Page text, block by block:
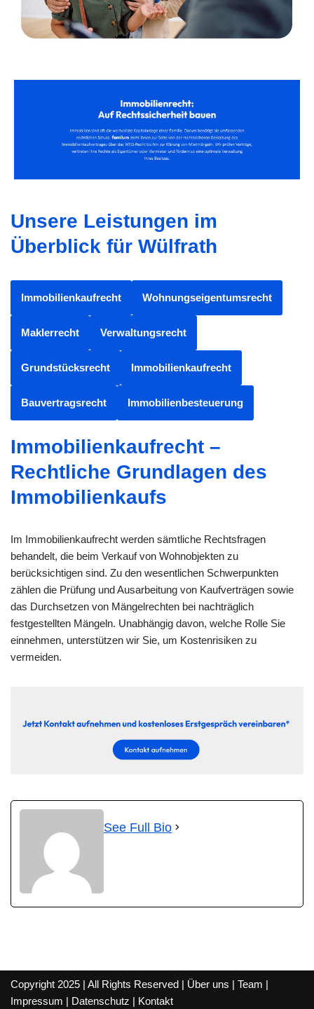
Unsere Leistungen im
Überblick für Wülfrath
Immobilienkaufrecht Wohnungseigentumsrecht
Maklerrecht Verwaltungsrecht
Grundstücksrecht Immobilienkaufrecht
Bauvertragsrecht Immobilienbesteuerung
Immobilienkaufrecht –
Rechtliche Grundlagen des
Immobilienkaufs
Im Immobilienkaufrecht werden sämtliche Rechtsfragen
behandelt, die beim Verkauf von Wohnobjekten zu
berücksichtigen sind. Zu den wesentlichen Schwerpunkten
zählen die Prüfung und Ausarbeitung von Kaufverträgen sowie
das Durchsetzen von Mängelrechten bei nachträglich
festgestellten Mängeln. Unabhängig davon, welche Rolle Sie
einnehmen, unterstützen wir Sie, um Kostenrisiken zu
vermeiden.
See Full Bio
Copyright 2025 | All Rights Reserved | Über uns | Team |
Impressum | Datenschutz | Kontakt